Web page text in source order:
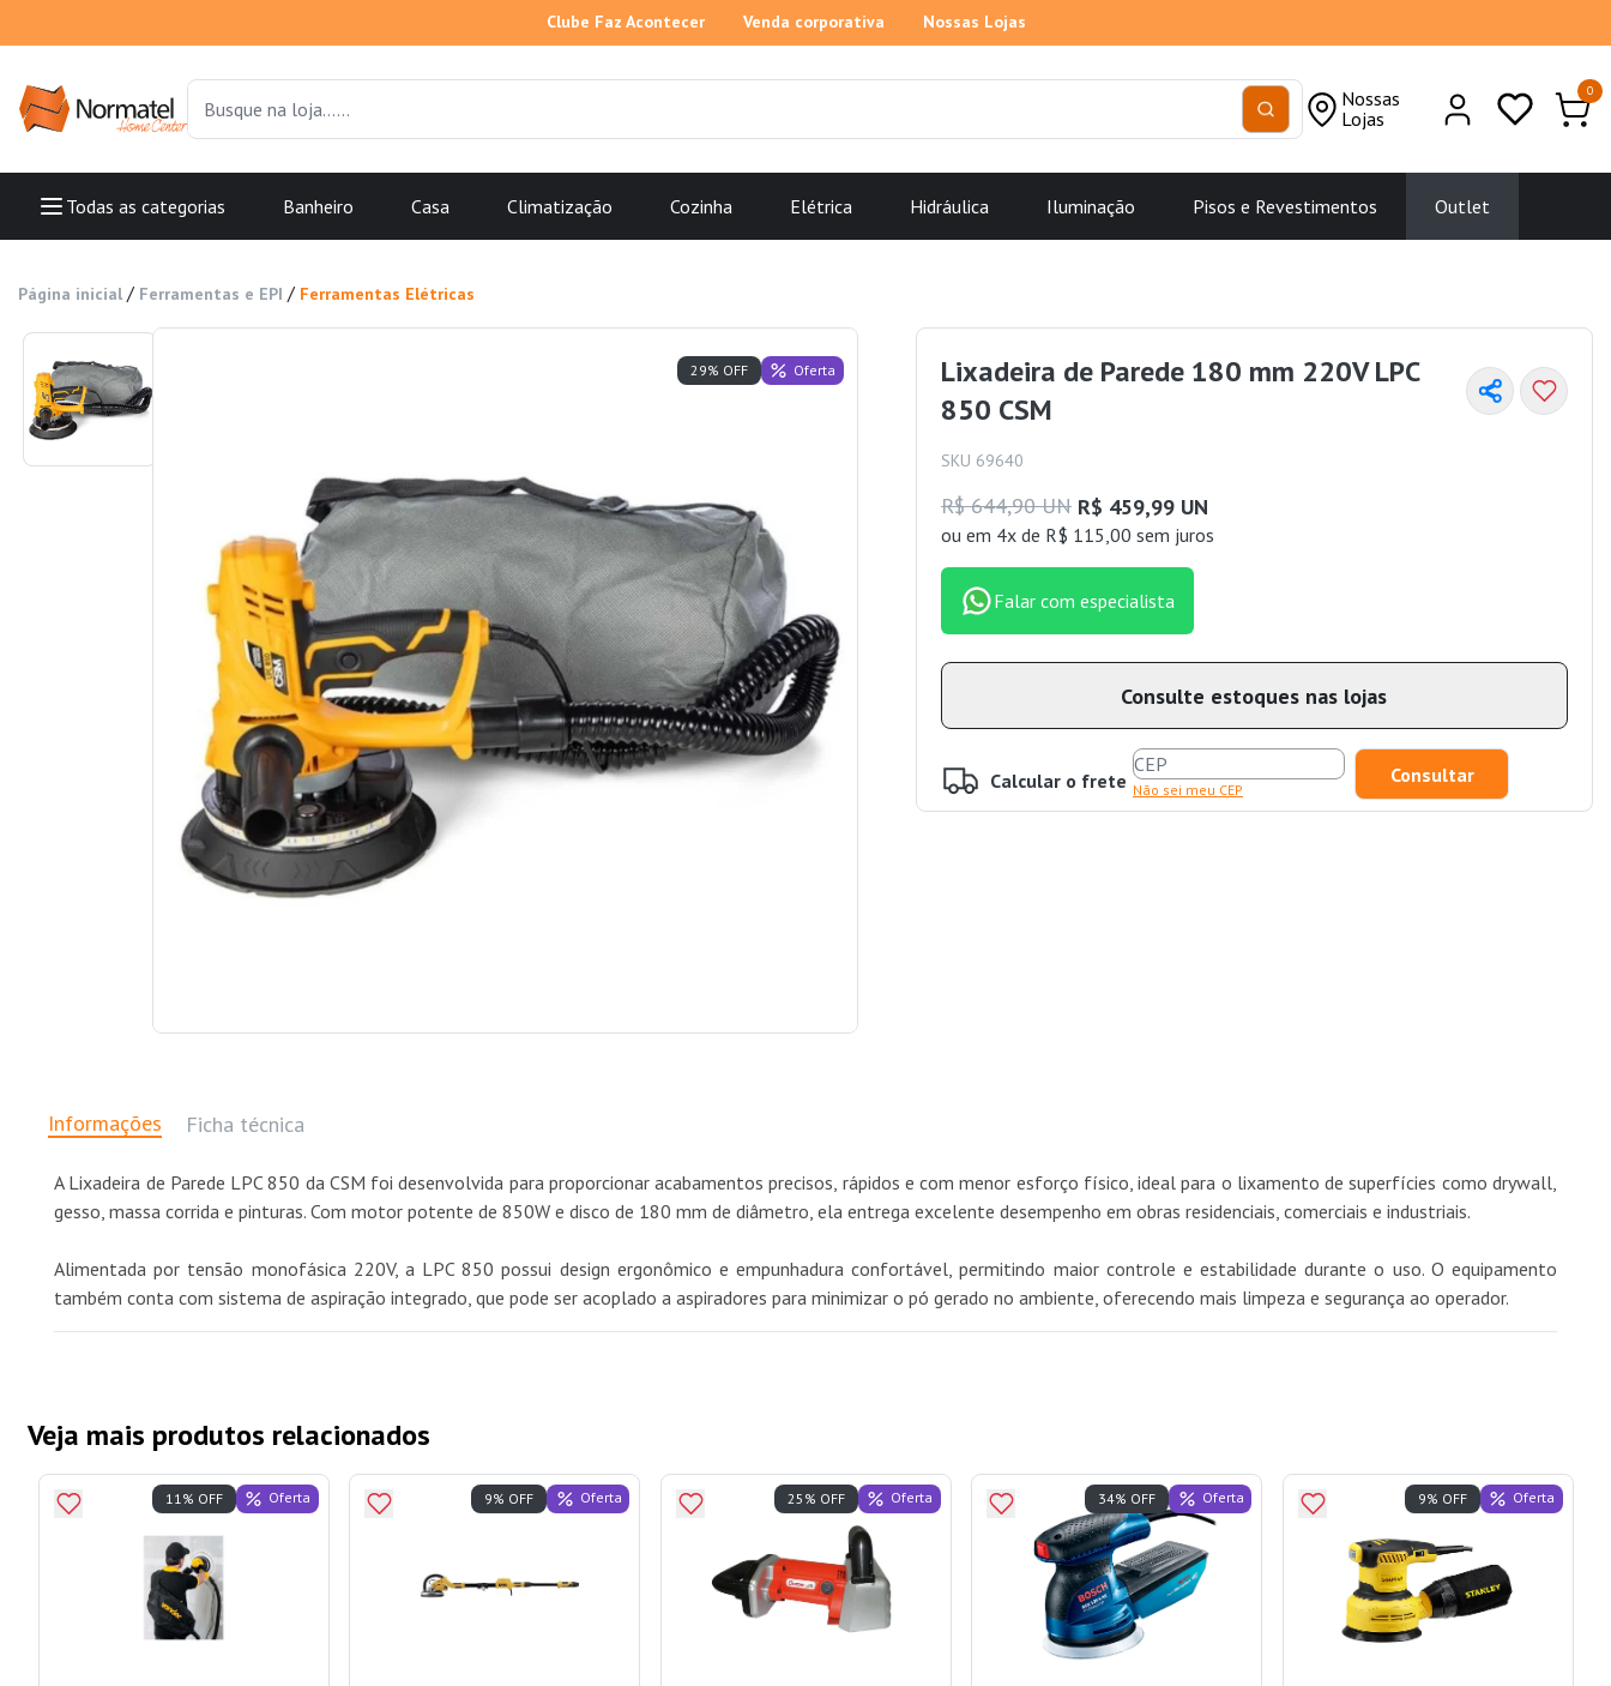
Clube Faz Acontecer Venda corporativa Nossas Lojas
Nossas
Lojas
0
Todas as categorias Banheiro Casa Climatização Cozinha Elétrica Hidráulica Iluminação Pisos e Revestimentos Outlet
Página inicial / Ferramentas e EPI / Ferramentas Elétricas
29% OFF Oferta
Lixadeira de Parede 180 mm 220V LPC
850 CSM
SKU 69640
R$ 644,90 UN R$ 459,99 UN
ou em 4x de R$ 115,00 sem juros
Falar com especialista
Consulte estoques nas lojas
Calcular o frete Não sei meu CEP
Informações Ficha técnica
A Lixadeira de Parede LPC 850 da CSM foi desenvolvida para proporcionar acabamentos precisos, rápidos e com menor esforço físico, ideal para o lixamento de superfícies como drywall,
gesso, massa corrida e pinturas. Com motor potente de 850W e disco de 180 mm de diâmetro, ela entrega excelente desempenho em obras residenciais, comerciais e industriais.
Alimentada por tensão monofásica 220V, a LPC 850 possui design ergonômico e empunhadura confortável, permitindo maior controle e estabilidade durante o uso. O equipamento
também conta com sistema de aspiração integrado, que pode ser acoplado a aspiradores para minimizar o pó gerado no ambiente, oferecendo mais limpeza e segurança ao operador.
Veja mais produtos relacionados
11% OFF Oferta 9% OFF Oferta 25% OFF Oferta 34% OFF Oferta 9% OFF Oferta